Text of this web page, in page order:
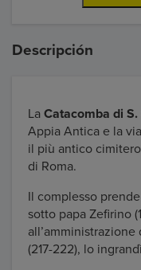
Descripción
La Catacomba di
Appia Antica e la
il più antico
di Roma.
Il complesso
sotto papa Zefirino
(217-222), lo